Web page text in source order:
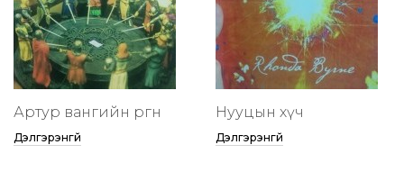
Артур вангийн өргөөнөө
Дэлгэрэнгүй
Нууцын хүч
Дэлгэрэнгүй